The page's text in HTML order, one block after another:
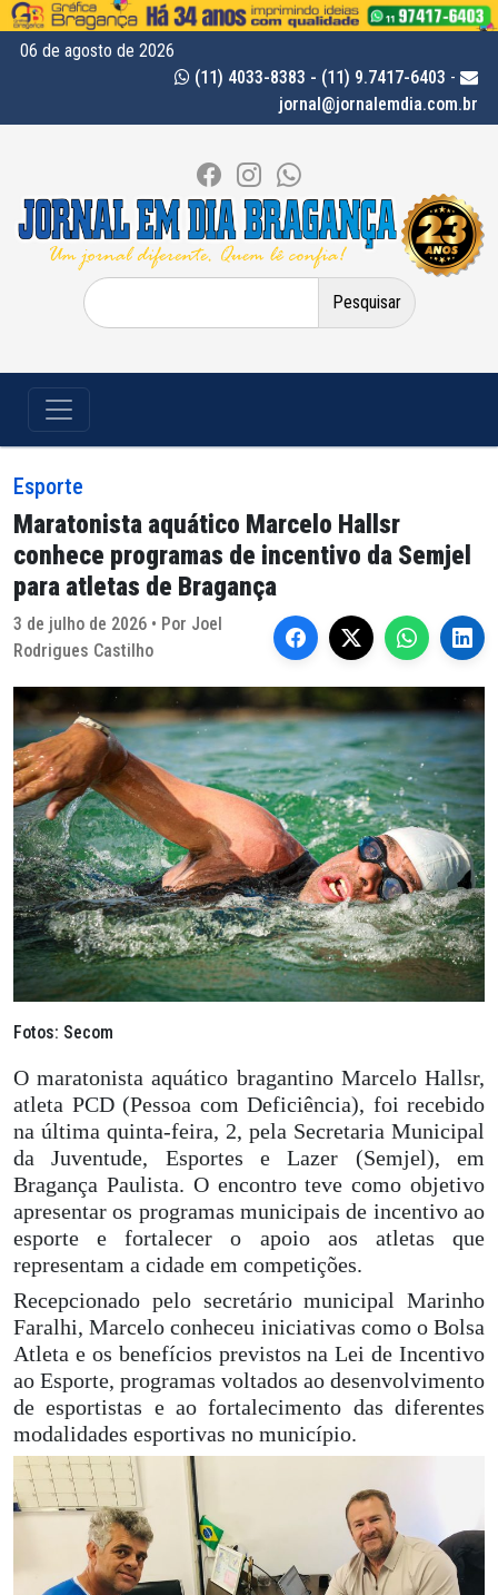
06 de agosto de 2026
(11) 4033-8383 - (11) 9.7417-6403 -
jornal@jornalemdia.com.br
Pesquisar
por:
Esporte
Maratonista aquático Marcelo Hallsr
conhece programas de incentivo da Semjel
para atletas de Bragança
3 de julho de 2026 • Por Joel
Rodrigues Castilho
Fotos: Secom
O maratonista aquático bragantino Marcelo Hallsr,
atleta PCD (Pessoa com Deficiência), foi recebido
na última quinta-feira, 2, pela Secretaria Municipal
da Juventude, Esportes e Lazer (Semjel), em
Bragança Paulista. O encontro teve como objetivo
apresentar os programas municipais de incentivo ao
esporte e fortalecer o apoio aos atletas que
representam a cidade em competições.
Recepcionado pelo secretário municipal Marinho
Faralhi, Marcelo conheceu iniciativas como o Bolsa
Atleta e os benefícios previstos na Lei de Incentivo
ao Esporte, programas voltados ao desenvolvimento
de esportistas e ao fortalecimento das diferentes
modalidades esportivas no município.